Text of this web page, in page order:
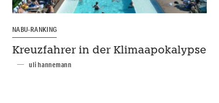
NABU-RANKING
Kreuzfahrer in der Klimaapokalypse
uli hannemann